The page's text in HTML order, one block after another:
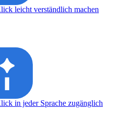
leicht verständlich machen
in jeder Sprache zugänglich